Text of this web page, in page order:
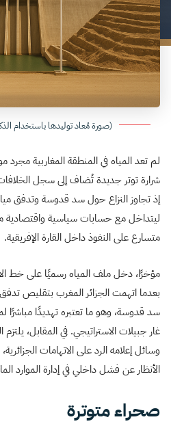
(صورة مُعاد توليدها باستخدام
لم تعد المياه في المنطقة المغاربية
شرارة توتر جديدة تُضاف إلى سجل
إذ تجاوز النزاع حول سد قدوسة وتدفق مياه
ليتداخل مع حسابات سياسية
متسارع على النفوذ داخل القارة الإفريقية.
مؤخرًا، دخل ملف المياه رسميًا على خط
بعدما اتهمت الجزائر المغرب بتقليص تدفق
سد قدوسة، وهو ما تعتبره تهديدًا مباشرًا
غار جبيلات الاستراتيجي. في المقابل،
وسائل إعلامه الرد على الاتهامات
الأنظار عن فشل داخلي في إدارة الموارد
صحراء متوترة